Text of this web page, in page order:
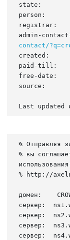
state:
person:
registrar:
admin-
contact/
created:
paid-till:
free-date:
source:
Last updated
% Отправляя
% вы
% http://
домен:
сервер:
сервер:
сервер:
сервер: